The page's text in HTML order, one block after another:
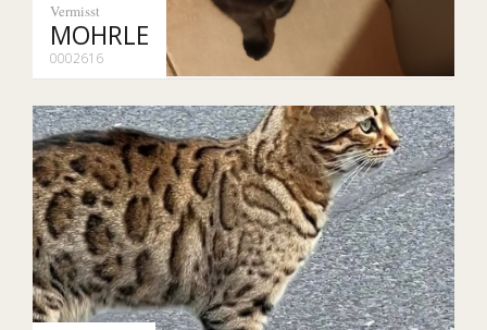
Vermisst
MOHRLE
0002616